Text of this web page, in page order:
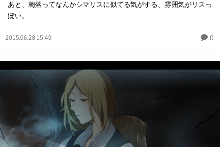
あと、梅落ってなんかシマリスに似てる気がする、雰囲気がリスっ
ぽい。
2015.06.28 15:49 0